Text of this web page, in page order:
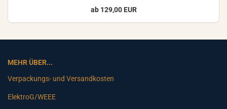
ab 129,00 EUR
MEHR ÜBER...
Verpackungs- und Versandkosten
ElektroG/WEEE